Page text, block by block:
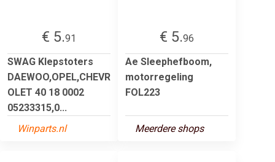
€ 5.91
SWAG Klepstoters
DAEWOO,OPEL,CHEVR
OLET 40 18 0002
05233315,0...
Winparts.nl
€ 5.96
Ae Sleephefboom,
motorregeling
FOL223
Meerdere shops